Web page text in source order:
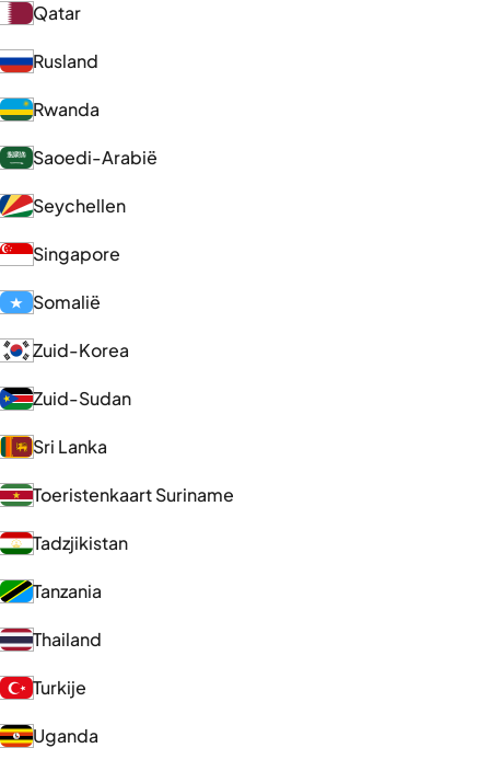
Qatar
Rusland
Rwanda
Saoedi-Arabië
Seychellen
Singapore
Somalië
Zuid-Korea
Zuid-Sudan
Sri Lanka
Toeristenkaart Suriname
Tadzjikistan
Tanzania
Thailand
Turkije
Uganda